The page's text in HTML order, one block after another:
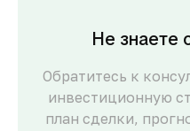
Не знаете
Обратитесь к
инвестиционную
план сделки,